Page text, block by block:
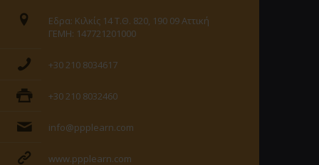
Εδρα: Κιλκίς 14 Τ.Θ. 820, 190 09 Αττική
ΓΕΜΗ: 147721201000
+30 210 8034617
+30 210 8032460
info@ppplearn.com
www.ppplearn.com